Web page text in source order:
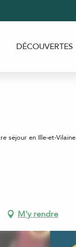
DÉCOUVERTES
séjour en Ille-et-Vilaine
M'y rendre